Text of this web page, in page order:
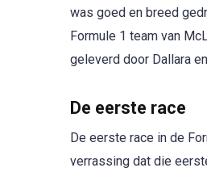
was goed en breed
Formule 1 team van
geleverd door Dallara
De eerste race
De eerste race in de
verrassing dat die